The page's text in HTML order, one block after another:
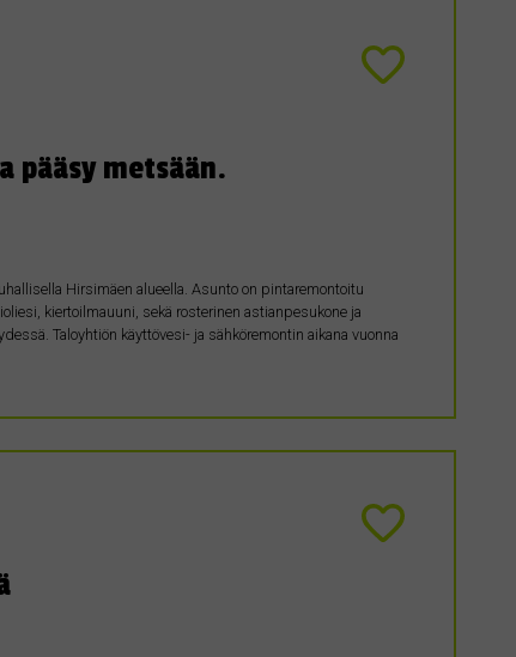
pääsy metsään.
Hirsimäen alueella. Asunto on pintaremontoitu
kiertoilmauuni, sekä rosterinen astianpesukone ja
Taloyhtiön käyttövesi- ja sähköremontin aikana vuonna